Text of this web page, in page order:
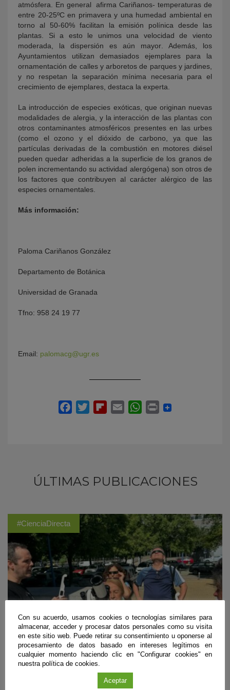
atmósfera. En general  afirma Cariñanos- temperaturas de
entre 20-25ºC en primavera y una humedad ambiental en
torno al 50-60% facilitan la emisión polínica desde las
plantas. Si a esto le unimos una velocidad de viento
moderada, la dispersión es aún mayor. Además, los
Ayuntamientos utilizan demasiados ejemplares para la
ornamentación de calles y arboretos de parques y jardines,
y no respetan la separación mínima necesaria para el
crecimiento de ejemplares, destaca la experta.
La introducción de especies exóticas, que originan nuevas
modalidades de alergia, y la interacción de las plantas con
otros contaminantes atmosféricos presentes en las urbes
(como el ozono y el dióxido de carbono, ya que las
partículas derivadas de la combustión en motores diésel
pueden quedar adheridas a la superficie de los granos de
polen incrementando su actividad alergógena) son otros de
los factores que contribuyen al carácter alérgico de las
especies ornamentales.
Más información:
Paloma Cariñanos González
Departamento de Botánica
Universidad de Granada
Tfno: 958 24 19 77
Email: palomacg@ugr.es
ÚLTIMAS PUBLICACIONES
#CienciaDirecta
Con su acuerdo, usamos cookies o tecnologías similares para
almacenar, acceder y procesar datos personales como su visita
en este sitio web. Puede retirar su consentimiento u oponerse al
procesamiento de datos basado en intereses legítimos en
cualquier momento haciendo clic en "Configurar cookies" en
nuestra política de cookies.
Aceptar